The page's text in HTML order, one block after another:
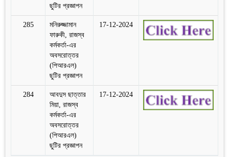
ছুটির প্রজ্ঞাপন
285
মনিরুজ্জামান
ফারুকী, রাজস্ব
কর্মকর্তা-এর
অবসরোত্তর
(পিআরএল)
ছুটির প্রজ্ঞাপন
17-12-2024
284
আবদুস ছাত্তার
মিয়া, রাজস্ব
কর্মকর্তা-এর
অবসরোত্তর
(পিআরএল)
ছুটির প্রজ্ঞাপন
17-12-2024